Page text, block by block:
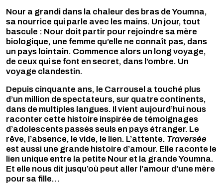
Nour a grandi dans la chaleur des bras de Youmna,
sa nourrice qui parle avec les mains. Un jour, tout
bascule : Nour doit partir pour rejoindre sa mère
biologique, une femme qu’elle ne connaît pas, dans
un pays lointain. Commence alors un long voyage,
de ceux qui se font en secret, dans l’ombre. Un
voyage clandestin.
Depuis cinquante ans, le Carrousel a touché plus
d’un million de spectateurs, sur quatre continents,
dans de multiples langues. Il vient aujourd’hui nous
raconter cette histoire inspirée de témoignages
d’adolescents passés seuls en pays étranger. Le
rêve, l’absence, le vide, le lien. L’attente. Traversée
est aussi une grande histoire d’amour. Elle raconte le
lien unique entre la petite Nour et la grande Youmna.
Et elle nous dit jusqu’où peut aller l’amour d’une mère
pour sa fille…